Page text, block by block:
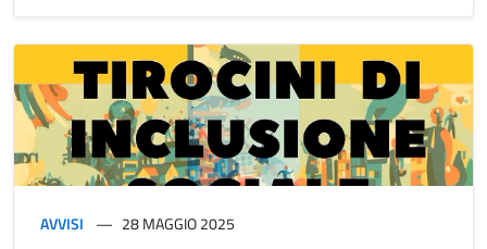
AVVISI 28 MAGGIO 2025